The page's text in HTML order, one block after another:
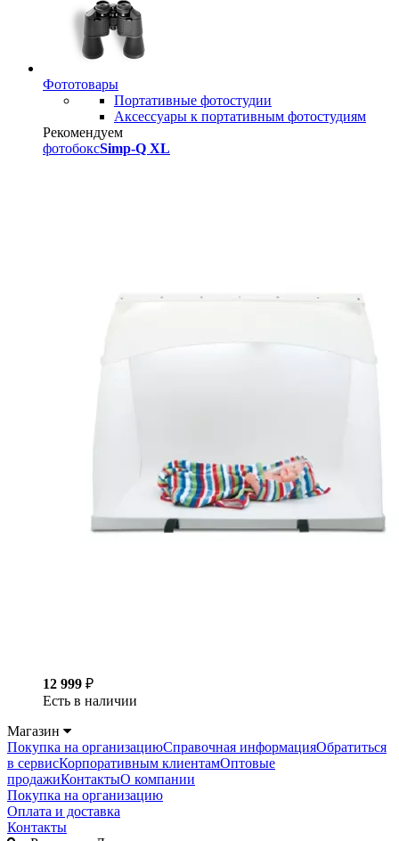
Фототовары
Портативные фотостудии
Аксессуары к портативным фотостудиям
Рекомендуем
фотобоксSimp-Q XL
12 999 ₽
Есть в наличии
Магазин
Покупка на организациюСправочная информацияОбратиться
в сервисКорпоративным клиентамОптовые
продажиКонтактыО компании
Покупка на организацию
Оплата и доставка
Контакты